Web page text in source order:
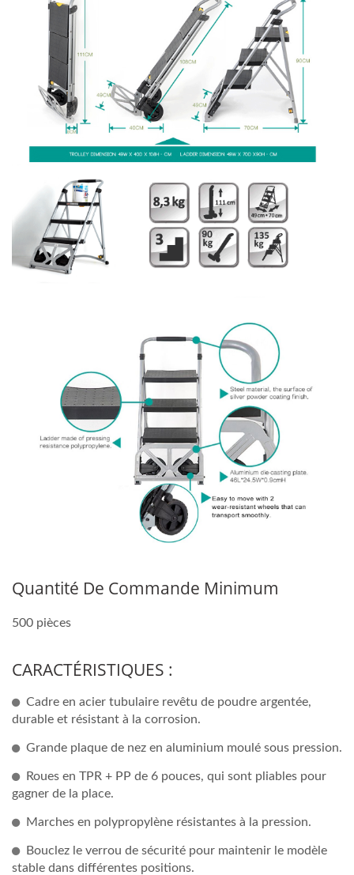
Quantité De Commande Minimum
500 pièces
CARACTÉRISTIQUES :
Cadre en acier tubulaire revêtu de poudre argentée,
durable et résistant à la corrosion.
Grande plaque de nez en aluminium moulé sous pression.
Roues en TPR + PP de 6 pouces, qui sont pliables pour
gagner de la place.
Marches en polypropylène résistantes à la pression.
Bouclez le verrou de sécurité pour maintenir le modèle
stable dans différentes positions.